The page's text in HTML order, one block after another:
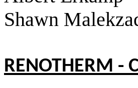
Shawn
RENOTHERM -